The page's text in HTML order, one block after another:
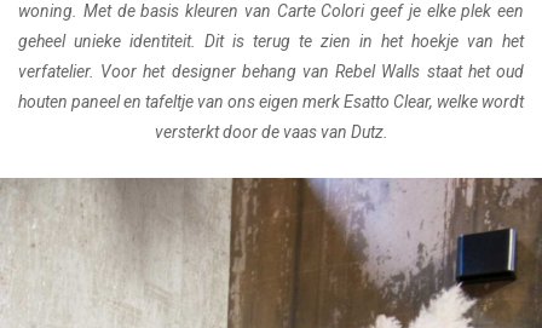
woning. Met de basis kleuren van Carte Colori geef je elke plek een
geheel unieke identiteit. Dit is terug te zien in het hoekje van het
verfatelier. Voor het designer behang van Rebel Walls staat het oud
houten paneel en tafeltje van ons eigen merk Esatto Clear, welke wordt
versterkt door de vaas van Dutz.